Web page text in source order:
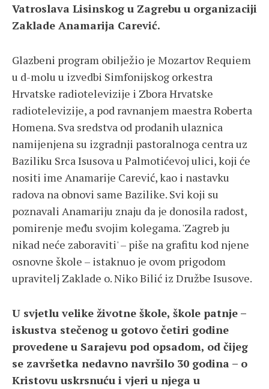
Vatroslava Lisinskog u Zagrebu u organizaciji
Zaklade Anamarija Carević.
Glazbeni program obilježio je Mozartov Requiem
u d-molu u izvedbi Simfonijskog orkestra
Hrvatske radiotelevizije i Zbora Hrvatske
radiotelevizije, a pod ravnanjem maestra Roberta
Homena. Sva sredstva od prodanih ulaznica
namijenjena su izgradnji pastoralnoga centra uz
Baziliku Srca Isusova u Palmotićevoj ulici, koji će
nositi ime Anamarije Carević, kao i nastavku
radova na obnovi same Bazilike. Svi koji su
poznavali Anamariju znaju da je donosila radost,
pomirenje među svojim kolegama. 'Zagreb ju
nikad neće zaboraviti' – piše na grafitu kod njene
osnovne škole – istaknuo je ovom prigodom
upravitelj Zaklade o. Niko Bilić iz Družbe Isusove.
U svjetlu velike životne škole, škole patnje –
iskustva stečenog u gotovo četiri godine
provedene u Sarajevu pod opsadom, od čijeg
se završetka nedavno navršilo 30 godina – o
Kristovu uskrsnuću i vjeri u njega u